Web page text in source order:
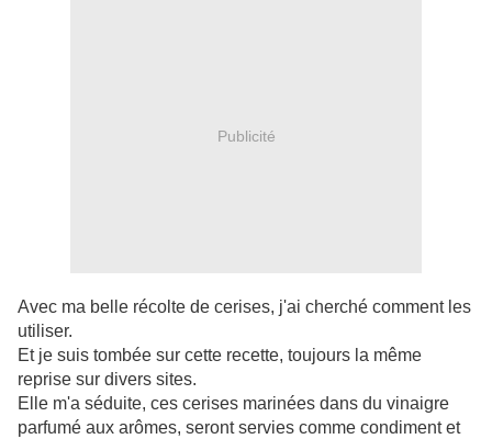
Publicité
Avec ma belle récolte de cerises, j'ai cherché comment les
utiliser.
Et je suis tombée sur cette recette, toujours la même
reprise sur divers sites.
Elle m'a séduite, ces cerises marinées dans du vinaigre
parfumé aux arômes, seront servies comme condiment et